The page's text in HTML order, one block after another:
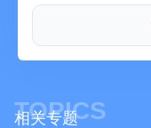
TOPICS
相关专题